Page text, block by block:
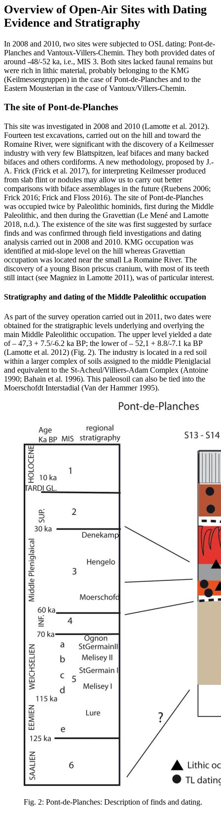
Overview of Open-Air Sites with Dating
Evidence and Stratigraphy
In 2008 and 2010, two sites were subjected to OSL dating: Pont-de-
Planches and Vantoux-Villers-Chemin. They both provided dates of
around -48/-52 ka, i.e., MIS 3. Both sites lacked faunal remains but
were rich in lithic material, probably belonging to the KMG
(Keilmessergruppen) in the case of Pont-de-Planches and to the
Eastern Mousterian in the case of Vantoux/Villers-Chemin.
The site of Pont-de-Planches
This site was investigated in 2008 and 2010 (Lamotte et al. 2012).
Fourteen test excavations, carried out on the hill and toward the
Romaine River, were significant with the discovery of a Keilmesser
industry with very few Blattspitzen, leaf bifaces and many backed
bifaces and others cordiforms. A new methodology, proposed by J.-
A. Frick (Frick et al. 2017), for interpreting Keilmesserproduced
from slab flint or nodules may allow us to carry out better
comparisons with biface assemblages in the future (Ruebens 2006;
Frick 2016; Frick and Floss 2016). The site of Pont-de-Planches
was occupied twice by Paleolithic hominids, first during the Middle
Paleolithic, and then during the Gravettian (Le Mené and Lamotte
2018, n.d.). The existence of the site was first suggested by surface
finds and was confirmed through field investigations and dating
analysis carried out in 2008 and 2010. KMG occupation was
identified at mid-slope level on the hill whereas Gravettian
occupation was located near the small La Romaine River. The
discovery of a young Bison priscus cranium, with most of its teeth
still intact (see Magniez in Lamotte 2011), was of particular interest.
Stratigraphy and dating of the Middle Paleolithic occupation
As part of the survey operation carried out in 2011, two dates were
obtained for the stratigraphic levels underlying and overlying the
main Middle Paleolithic occupation. The upper level yielded a date
of – 47,3 + 7.5/-6.2 ka BP; the lower of – 52,1 + 8.8/-7.1 ka BP
(Lamotte et al. 2012) (Fig. 2). The industry is located in a red soil
within a larger complex of soils assigned to the middle Pleniglacial
and equivalent to the St-Acheul/Villiers-Adam Complex (Antoine
1990; Bahain et al. 1996). This paleosoil can also be tied into the
Moerschofdt Interstadial (Van der Hammer 1995).
Fig. 2: Pont-de-Planches: Description of finds and dating.